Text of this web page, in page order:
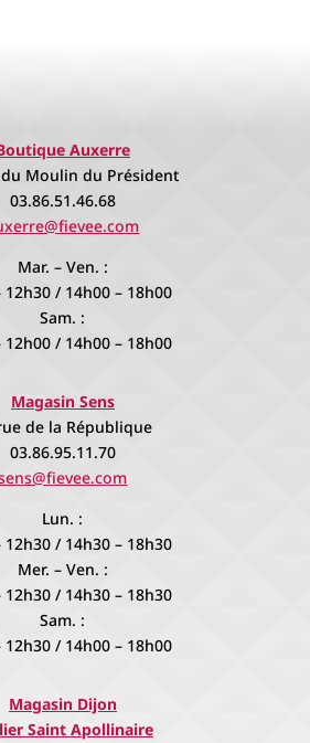
Auxerre
du Moulin du Président
03.86.51.46.68
Mar. – Ven. :
12h30 / 14h00 – 18h00
Sam. :
12h00 / 14h00 – 18h00
Magasin Sens
de la République
03.86.95.11.70
Lun. :
12h30 / 14h30 – 18h30
Mer. – Ven. :
12h30 / 14h30 – 18h30
Sam. :
12h30 / 14h00 – 18h00
Magasin Dijon
Saint Apollinaire